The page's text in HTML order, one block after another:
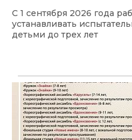
С 1 сентября 2026 года
устанавливать
детьми до трех лет